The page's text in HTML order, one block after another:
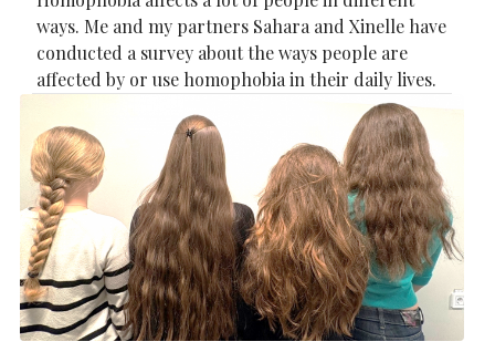
ways. Me and my partners Sahara and Xinelle have
conducted a survey about the ways people are
affected by or use homophobia in their daily lives.